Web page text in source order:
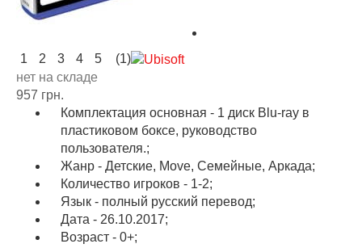
1 2 3 4 5
(1)
нет на складе
957 грн.
Комплектация основная - 1 диск Blu-ray в
пластиковом боксе, руководство
пользователя.;
Жанр - Детские, Move, Семейные, Аркада;
Количество игроков - 1-2;
Язык - полный русский перевод;
Дата - 26.10.2017;
Возраст - 0+;